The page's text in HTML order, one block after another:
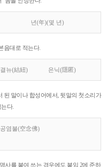
년(年)(몇 년)
음대로 적는다.
결뉴(結紐) 은닉(隱匿)
된 말이나 합성어에서, 뒷말의 첫소리가
다.
공염불(空念佛)
사를 붙여 쓰는 경우에도 붙임 2에 준하